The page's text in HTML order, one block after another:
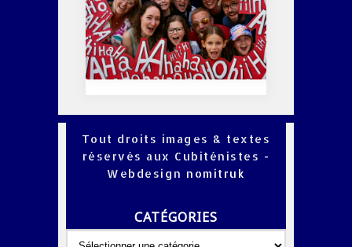
Tout droits images & textes
réservés aux Cubiténistes -
Webdesign nomitruk
CATÉGORIES